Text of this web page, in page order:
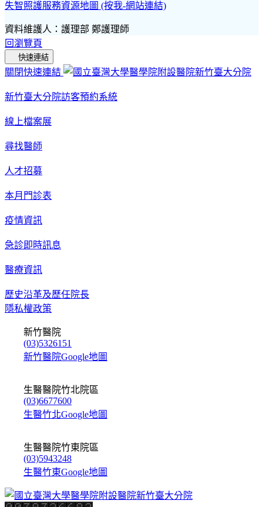
失智照護服務資源地圖 (按我-網站連結)
資料維護人：護理部 鄭護理師
回瀏覽頁
快速連結
關閉快速連結
新竹臺大分院訪客預約系統
線上檔案展
尋找醫師
人才招募
本月門診表
疫情資訊
急診即時訊息
醫療資訊
歷史沿革及歷任院長
隱私權政策
新竹醫院
(03)5326151
新竹醫院Google地圖
生醫醫院竹北院區
(03)6677600
生醫竹北Google地圖
生醫醫院竹東院區
(03)5943248
生醫竹東Google地圖